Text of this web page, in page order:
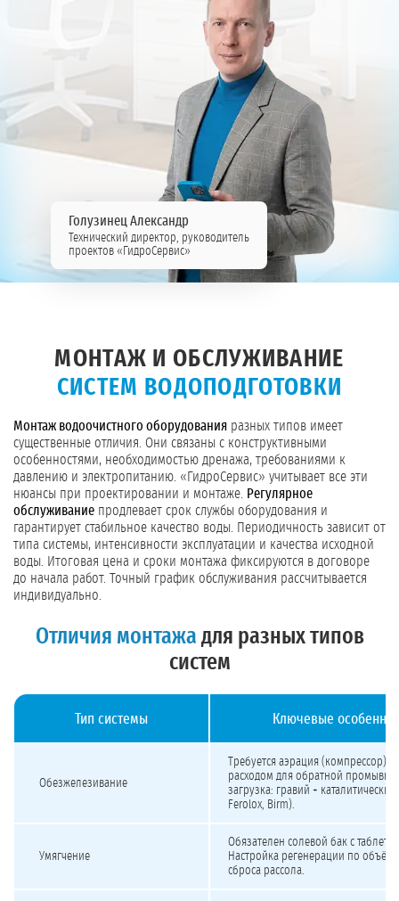
Голузинец Александр
Технический директор, руководитель
проектов «ГидроСервис»
МОНТАЖ И ОБСЛУЖИВАНИЕ
СИСТЕМ ВОДОПОДГОТОВКИ
Монтаж водоочистного оборудования разных типов имеет
существенные отличия. Они связаны с конструктивными
особенностями, необходимостью дренажа, требованиями к
давлению и электропитанию. «ГидроСервис» учитывает все эти
нюансы при проектировании и монтаже. Регулярное
обслуживание продлевает срок службы оборудования и
гарантирует стабильное качество воды. Периодичность зависит от
типа системы, интенсивности эксплуатации и качества исходной
воды. Итоговая цена и сроки монтажа фиксируются в договоре
до начала работ. Точный график обслуживания рассчитывается
индивидуально.
Отличия монтажа для разных типов
систем
Тип системы Ключевые
Обезжелезивание
Требуется аэрация (компрессор).
расходом для обратной
загрузка: гравий +
Ferolox, Birm).
Умягчение
Обязателен солевой бак с
Настройка регенерации по
сброса рассола.